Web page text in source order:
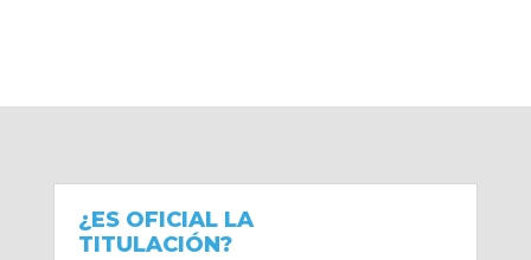
¿ES OFICIAL LA
TITULACIÓN?